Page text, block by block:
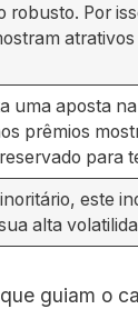
robusto. Por
uma aposta
prêmios
para
este
alta
guiam o